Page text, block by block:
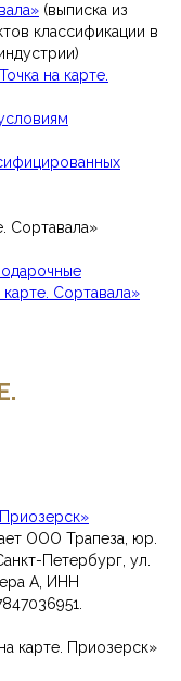
(выписка из
классификации в
на карте.
Сортавала»
Сортавала»
ООО Трапеза, юр.
Петербург, ул.
А, ИНН
карте. Приозерск»